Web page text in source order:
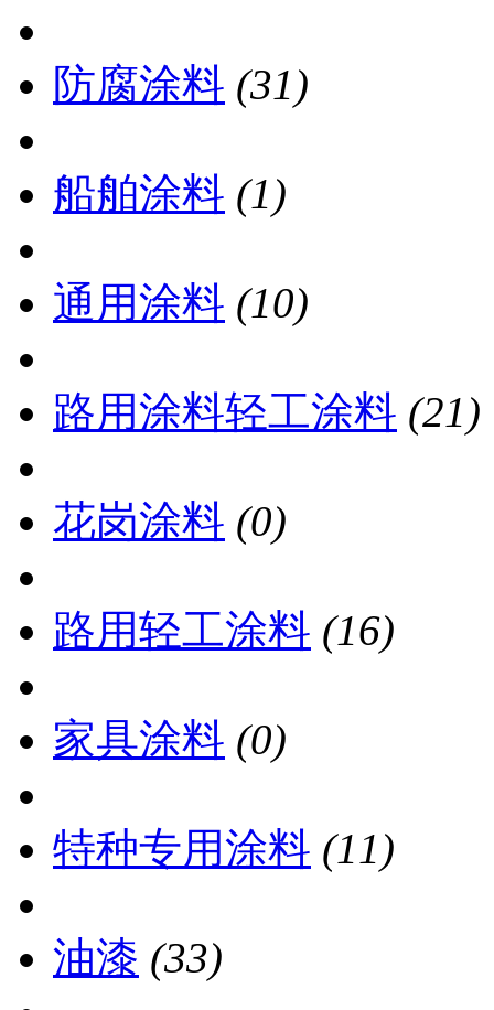
防腐涂料 (31)
船舶涂料 (1)
通用涂料 (10)
路用涂料轻工涂料 (21)
花岗涂料 (0)
路用轻工涂料 (16)
家具涂料 (0)
特种专用涂料 (11)
油漆 (33)